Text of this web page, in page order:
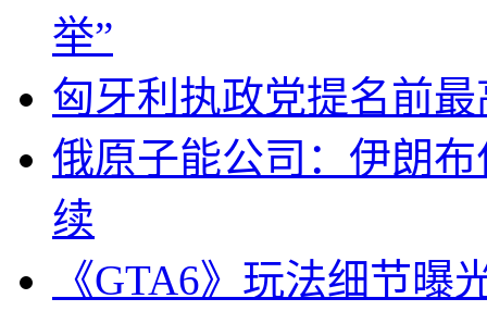
举”
匈牙利执政党提名前
俄原子能公司：伊朗
续
《GTA6》玩法细节